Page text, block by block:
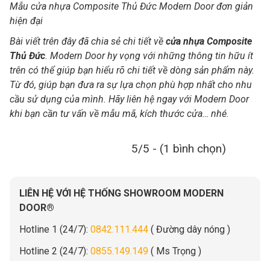
Mẫu cửa nhựa Composite Thủ Đức Modern Door đơn giản
hiện đại
Bài viết trên đây đã chia sẻ chi tiết về cửa nhựa Composite
Thủ Đức. Modern Door hy vọng với những thông tin hữu ít
trên có thể giúp bạn hiểu rõ chi tiết về dòng sản phẩm này.
Từ đó, giúp bạn đưa ra sự lựa chọn phù hợp nhất cho nhu
cầu sử dụng của mình. Hãy liên hệ ngay với Modern Door
khi bạn cần tư vấn về mẫu mã, kích thước cửa… nhé.
5/5 - (1 bình chọn)
LIÊN HỆ VỚI HỆ THỐNG SHOWROOM MODERN
DOOR®
Hotline 1 (24/7): 0842.111.444 ( Đường dây nóng )
Hotline 2 (24/7): 0855.149.149 ( Ms Trọng )